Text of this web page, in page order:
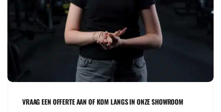
VRAAG EEN OFFERTE AAN OF KOM LANGS IN ONZE SHOWROOM